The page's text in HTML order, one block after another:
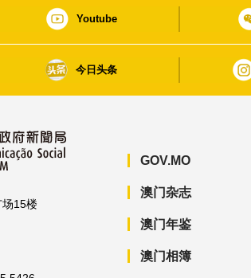
Youtube
今日头条
15楼
GOV.MO
澳门杂志
澳门年鉴
澳门相簿